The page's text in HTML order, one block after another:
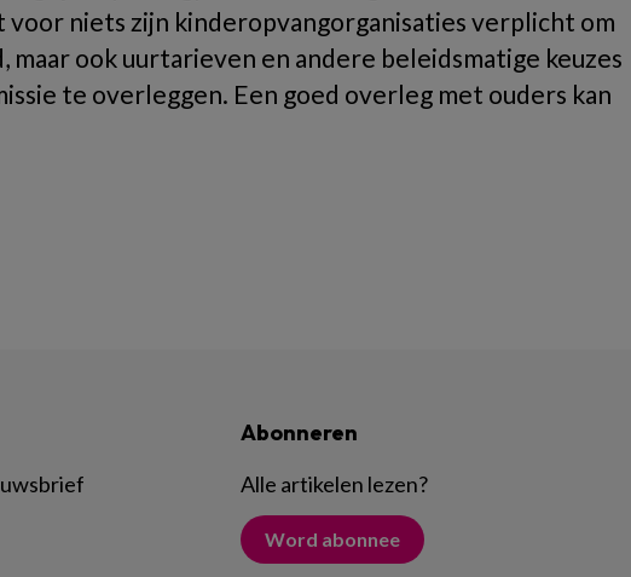
voor niets zijn kinderopvangorganisaties verplicht om
maar ook uurtarieven en andere beleidsmatige keuzes
te overleggen. Een goed overleg met ouders kan
Abonneren
Alle artikelen lezen?
Word abonnee